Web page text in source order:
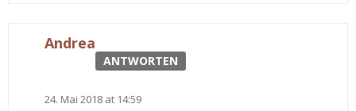
Andrea
ANTWORTEN
24. Mai 2018 at 14:59